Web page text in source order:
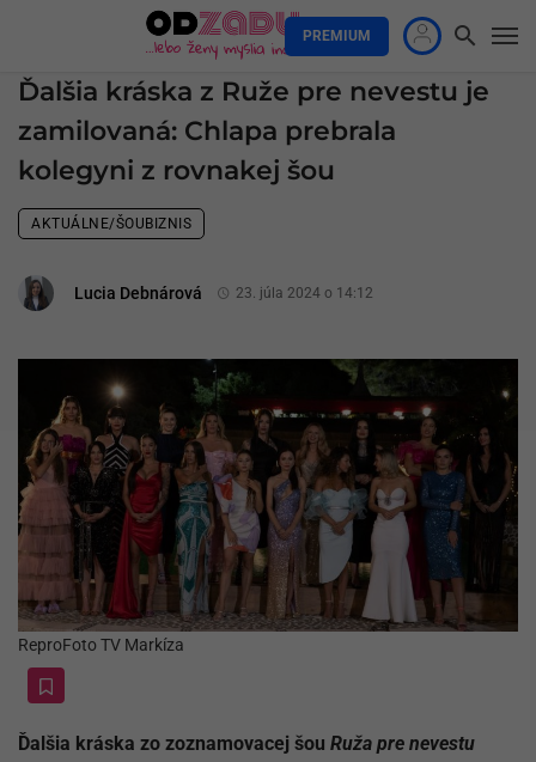
PREMIUM
Ďalšia kráska z Ruže pre nevestu je
zamilovaná: Chlapa prebrala
kolegyni z rovnakej šou
AKTUÁLNE/ŠOUBIZNIS
Lucia Debnárová 23. júla 2024 o 14:12
ReproFoto TV Markíza
Ďalšia kráska zo zoznamovacej šou Ruža pre nevestu